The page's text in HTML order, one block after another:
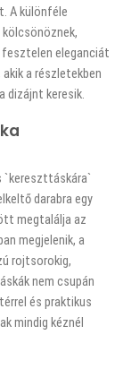
A különféle
fesztelen eleganciát
a részletekben
dizájnt keresik.
`kereszttáskára`
darabra egy
megtalálja az
megjelenik, a
rojtsorokig,
nem csupán
és praktikus
mindig kéznél